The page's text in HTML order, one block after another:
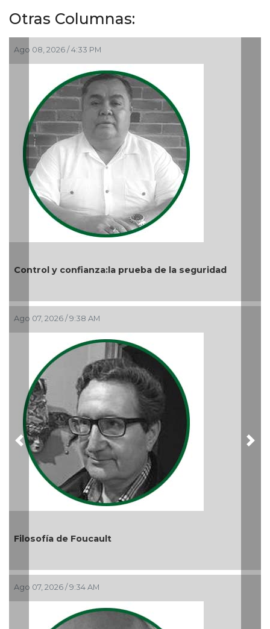
Otras Columnas:
de la seguridad
Ago 05, 2026 / 9:04 PM